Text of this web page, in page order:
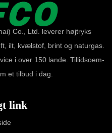
Co., Ltd. leverer højtryks
ilt, kvælstof, brint og naturgas.
i over 150 lande. Tillidsoem-
et tilbud i dag.
link